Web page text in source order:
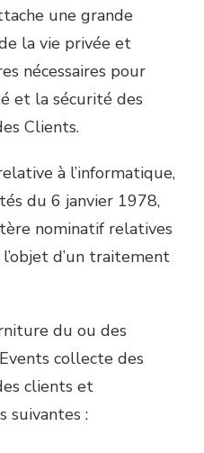
une grande
la vie privée et
nécessaires pour
et la sécurité des
Clients.
à l’informatique,
du 6 janvier 1978,
nominatif relatives
d’un traitement
du ou des
collecte des
clients et
suivantes :